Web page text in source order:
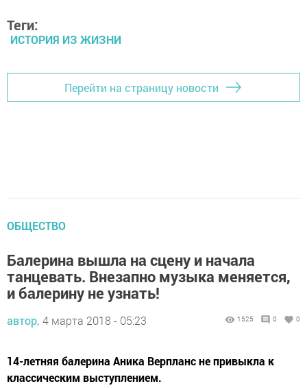
Теги:
ИСТОРИЯ ИЗ ЖИЗНИ
Перейти на страницу новости
ОБЩЕСТВО
Балерина вышла на сцену и начала
танцевать. Внезапно музыка меняется,
и балерину не узнать!
автор, 4 марта 2018 - 05:23 1525 0 0
14-летняя балерина Аника Верпланс не привыкла к
классическим выступлением.